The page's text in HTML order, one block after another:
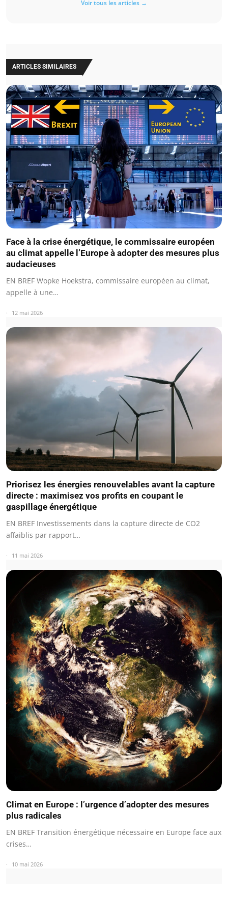
Voir tous les articles →
ARTICLES SIMILAIRES
Face à la crise énergétique, le commissaire européen
au climat appelle l’Europe à adopter des mesures plus
audacieuses
EN BREF Wopke Hoekstra, commissaire européen au climat,
appelle à une…
12 mai 2026
Priorisez les énergies renouvelables avant la capture
directe : maximisez vos profits en coupant le
gaspillage énergétique
EN BREF Investissements dans la capture directe de CO2
affaiblis par rapport…
11 mai 2026
Climat en Europe : l’urgence d’adopter des mesures
plus radicales
EN BREF Transition énergétique nécessaire en Europe face aux
crises…
10 mai 2026